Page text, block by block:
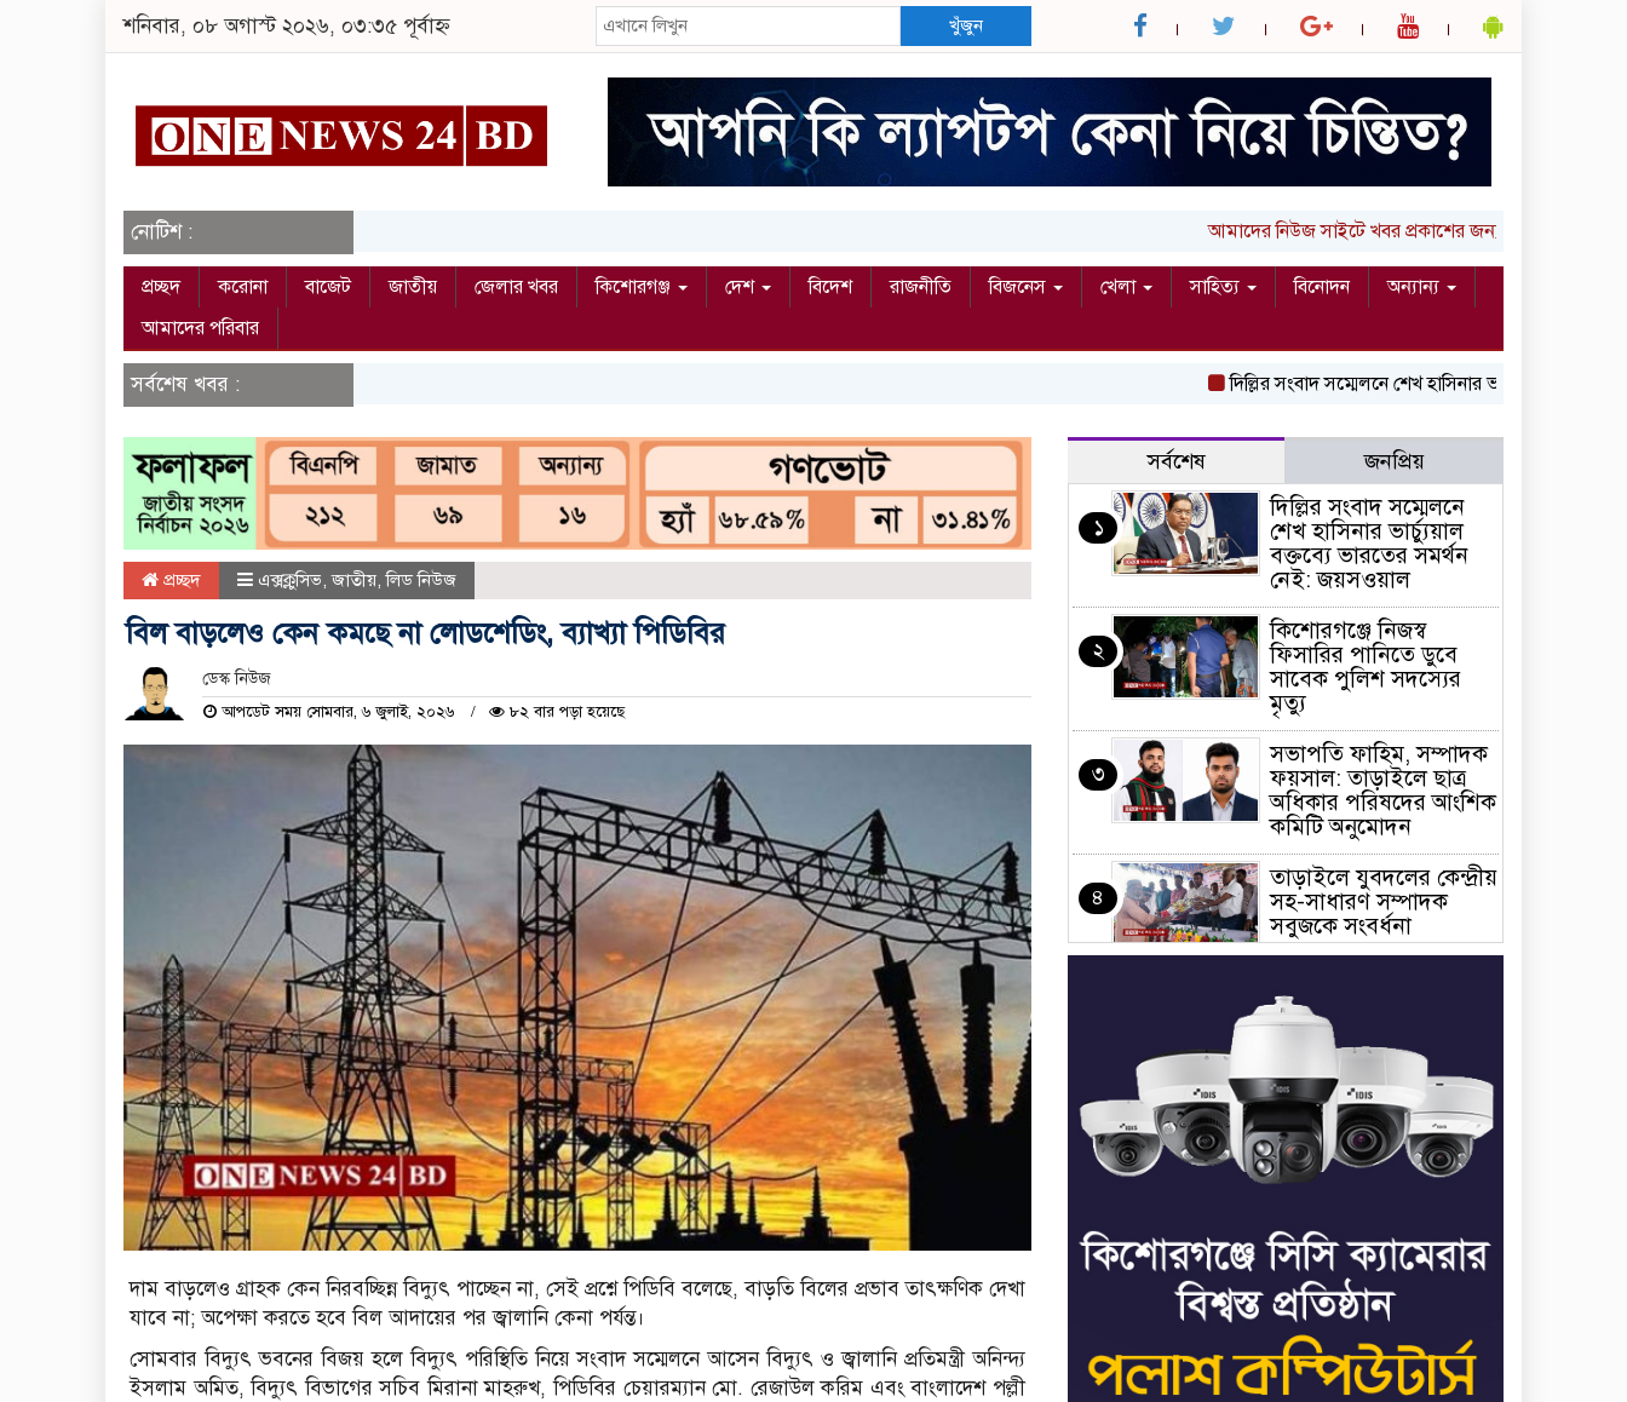
শনিবার, ০৮ অগাস্ট ২০২৬, ০৩:৩৫ পূর্বাহ্ন খুঁজুন
নোটিশ : আমাদের নিউজ সাইটে খবর প্রকাশের জন্য আপনার লিখা (তথ্য,
প্রচ্ছদ করোনা বাজেট জাতীয় জেলার খবর কিশোরগঞ্জ দেশ বিদেশ রাজনীতি বিজনেস খেলা সাহিত্য বিনোদন
অন্যান্য
আমাদের পরিবার
সর্বশেষ খবর : দিল্লির সংবাদ সম্মেলনে শেখ হাসিনার ভার্চ্যুয়াল বক্তব্যে ভারতের
প্রচ্ছদ এক্সক্লুসিভ,জাতীয়,লিড নিউজ
বিল বাড়লেও কেন কমছে না লোডশেডিং, ব্যাখ্যা পিডিবির
ডেস্ক নিউজ
আপডেট সময় সোমবার, ৬ জুলাই, ২০২৬ ৮২ বার পড়া হয়েছে
দাম বাড়লেও গ্রাহক কেন নিরবচ্ছিন্ন বিদ্যুৎ পাচ্ছেন না, সেই প্রশ্নে পিডিবি বলেছে, বাড়তি বিলের প্রভাব তাৎক্ষণিক দেখা
যাবে না; অপেক্ষা করতে হবে বিল আদায়ের পর জ্বালানি কেনা পর্যন্ত।
সোমবার বিদ্যুৎ ভবনের বিজয় হলে বিদ্যুৎ পরিস্থিতি নিয়ে সংবাদ সম্মেলনে আসেন বিদ্যুৎ ও জ্বালানি প্রতিমন্ত্রী অনিন্দ্য
ইসলাম অমিত, বিদ্যুৎ বিভাগের সচিব মিরানা মাহরুখ, পিডিবির চেয়ারম্যান মো. রেজাউল করিম এবং বাংলাদেশ পল্লী
সর্বশেষ জনপ্রিয়
১
দিল্লির সংবাদ সম্মেলনে
শেখ হাসিনার ভার্চ্যুয়াল
বক্তব্যে ভারতের সমর্থন
নেই: জয়সওয়াল
২
কিশোরগঞ্জে নিজস্ব
ফিসারির পানিতে ডুবে
সাবেক পুলিশ সদস্যের
মৃত্যু
৩
সভাপতি ফাহিম, সম্পাদক
ফয়সাল: তাড়াইলে ছাত্র
অধিকার পরিষদের আংশিক
কমিটি অনুমোদন
৪
তাড়াইলে যুবদলের কেন্দ্রীয়
সহ-সাধারণ সম্পাদক
সবুজকে সংবর্ধনা
নিয়োগ, ২ জনের পদোন্নতি
৬
শেখ হাসিনার সঙ্গে
পালানোর ফ্লাইট কীভাবে
মিস করেছিলেন সালমান
এফ রহমান
মৃত্যুদণ্ড বাদ না দেওয়ায়
প্রত্যক্ষদর্শীদের তথ্য দেয়নি
জাতিসংঘ: ট্রাইব্যুনালকে
প্রসিকিউটর